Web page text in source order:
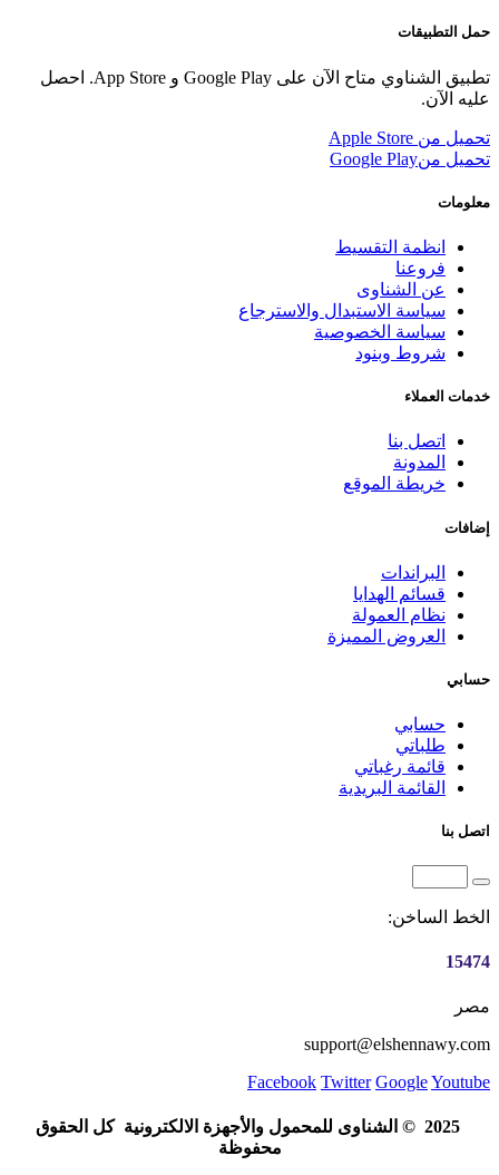
حمل التطبيقات
تطبيق الشناوي متاح الآن على Google Play و App Store. احصل
عليه الآن.
تحميل من Apple Store
تحميل منGoogle Play
معلومات
انظمة التقسيط
فروعنا
عن الشناوى
سياسة الاستبدال والاسترجاع
سياسة الخصوصية
شروط وبنود
خدمات العملاء
اتصل بنا
المدونة
خريطة الموقع
إضافات
البراندات
قسائم الهدايا
نظام العمولة
العروض المميزة
حسابي
حسابي
طلباتي
قائمة رغباتي
القائمة البريدية
اتصل بنا
الخط الساخن:
15474
مصر
support@elshennawy.com
Facebook Twitter GoogleYoutube
© 2025 الشناوى للمحمول والأجهزة الالكترونية كل الحقوق
محفوظة